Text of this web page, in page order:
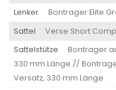
Lenker
Bontrager Elite
Sattel
Verse Short
Sattelstütze
Bontrager
330 mm Länge //
Versatz, 330 mm Länge